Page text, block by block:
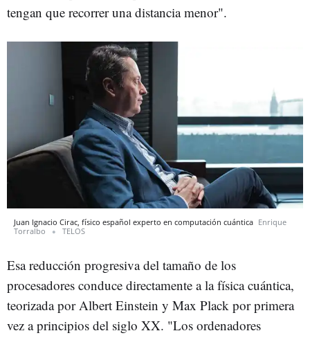
tengan que recorrer una distancia menor".
Juan Ignacio Cirac, físico español experto en computación cuántica Enrique
Torralbo
TELOS
Esa reducción progresiva del tamaño de los
procesadores conduce directamente a la física cuántica,
teorizada por Albert Einstein y Max Plack por primera
vez a principios del siglo XX. "Los ordenadores